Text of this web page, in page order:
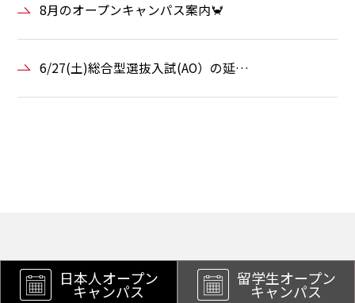
8月のオープンキャンパス案内🦀
6/27(土)総合型選抜入試(AO）の延…
日本人オープン
キャンパス
留学生オープン
キャンパス